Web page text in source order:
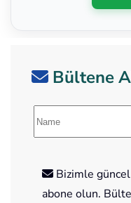
Bültene
Bizimle
abone olun.